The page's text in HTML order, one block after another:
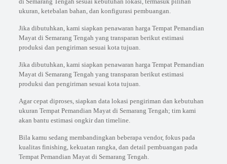
ukuran, ketebalan bahan, dan konfigurasi pembuangan.
Jika dibutuhkan, kami siapkan penawaran harga Tempat Pemandian
Mayat di Semarang Tengah yang transparan berikut estimasi
produksi dan pengiriman sesuai kota tujuan.
Jika dibutuhkan, kami siapkan penawaran harga Tempat Pemandian
Mayat di Semarang Tengah yang transparan berikut estimasi
produksi dan pengiriman sesuai kota tujuan.
Agar cepat diproses, siapkan data lokasi pengiriman dan kebutuhan
ukuran Tempat Pemandian Mayat di Semarang Tengah; tim kami
akan bantu estimasi ongkir dan timeline.
Bila kamu sedang membandingkan beberapa vendor, fokus pada
kualitas finishing, kekuatan rangka, dan detail pembuangan pada
Tempat Pemandian Mayat di Semarang Tengah.